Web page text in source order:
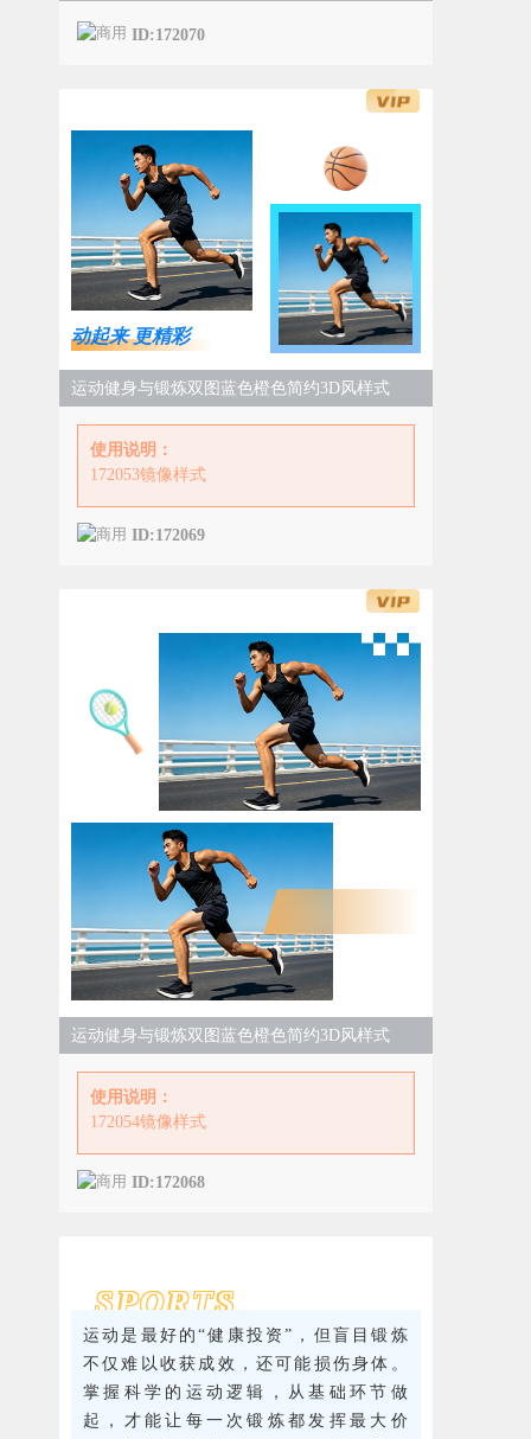
ID:172070
动起来 更精彩
运动健身与锻炼双图蓝色橙色简约3D风样式
使用说明：
172053镜像样式
ID:172069
运动健身与锻炼双图蓝色橙色简约3D风样式
使用说明：
172054镜像样式
ID:172068
SPORTS
运动是最好的“健康投资”，但盲目锻炼
不仅难以收获成效，还可能损伤身体。
掌握科学的运动逻辑，从基础环节做
起，才能让每一次锻炼都发挥最大价